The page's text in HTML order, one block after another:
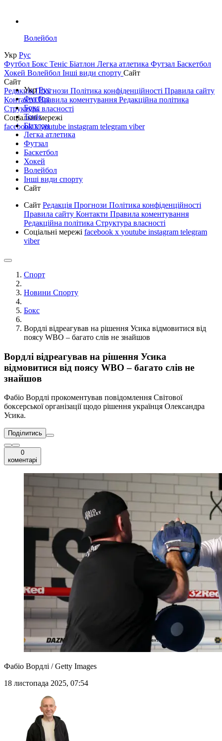
Волейбол
Укр Рус
Футбол Бокс Теніс Біатлон Легка атлетика Футзал Баскетбол
Хокей Волейбол Інші види спорту Сайт
Сайт
РедакціяПрогнози Політика конфіденційності Правила сайту
КонтактиПравила коментування Редакційна політика
Структура власності
Соціальні мережі
facebookxyoutube instagram telegram viber
УкрРус
Футбол
Бокс
Теніс
Біатлон
Легка атлетика
Футзал
Баскетбол
Хокей
Волейбол
Інші види спорту
Сайт
Сайт Редакція Прогнози Політика конфіденційності
Правила сайту Контакти Правила коментування
Редакційна політика Структура власності
Соціальні мережі facebook x youtube instagram telegram
viber
Спорт
Новини Спорту
Бокс
Вордлі відреагував на рішення Усика відмовитися від
поясу WBO – багато слів не знайшов
Вордлі відреагував на рішення Усика
відмовитися від поясу WBO – багато слів не
знайшов
Фабіо Вордлі прокоментував повідомлення Світової
боксерської організації щодо рішення українця Олександра
Усика.
Поділитись
0
коментарі
Фабіо Вордлі / Getty Images
18 листопада 2025, 07:54